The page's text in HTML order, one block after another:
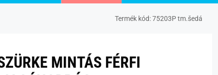
Termék kód:75203P tm.šedá
MINTÁS FÉRFI